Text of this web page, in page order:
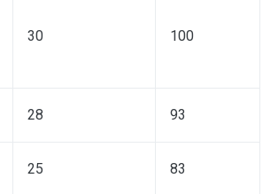
30 100
28 93
25 83